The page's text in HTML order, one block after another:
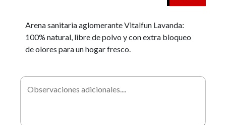
Arena sanitaria aglomerante Vitalfun Lavanda:
100% natural, libre de polvo y con extra bloqueo
de olores para un hogar fresco.